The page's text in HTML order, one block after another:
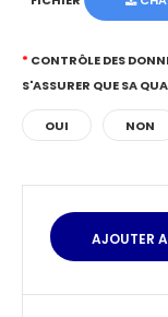
CONTRÔLE DES
S'ASSURER QUE SA
OUI NON